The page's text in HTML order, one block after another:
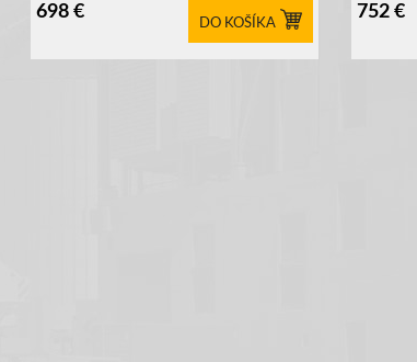
698 €
DO KOŠÍKA
752 €